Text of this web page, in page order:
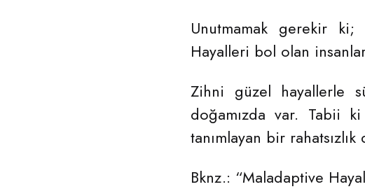
Unutmamak gerekir ki;
Hayalleri bol olan
Zihni güzel hayallerle
doğamızda var. Tabii
tanımlayan bir rahatsızlık
Bknz.: “Maladaptive